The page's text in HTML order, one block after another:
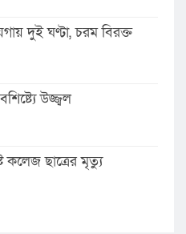
দুই ঘণ্টা, চরম বিরক্ত
উজ্জ্বল
কলেজ ছাত্রের মৃত্যু